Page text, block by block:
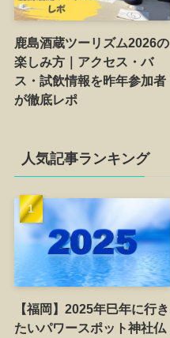
鹿島酒蔵ツーリズム2026の
楽しみ方｜アクセス・バ
ス・試飲情報を昨年参加者
が徹底レポ
人気記事ランキング
【福岡】2025年巳年に行き
たいパワースポット神社仏